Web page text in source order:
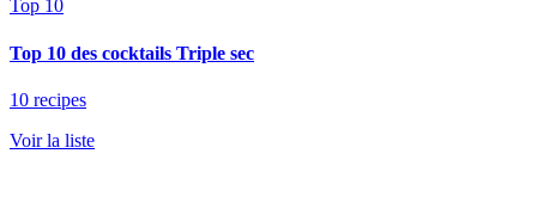
Top 10
Top 10 des cocktails Triple sec
10 recipes
Voir la liste